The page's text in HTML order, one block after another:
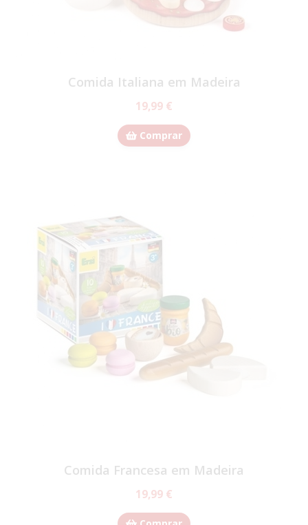
Comida Italiana em Madeira
19,99 €
Comprar
Comida Francesa em Madeira
19,99 €